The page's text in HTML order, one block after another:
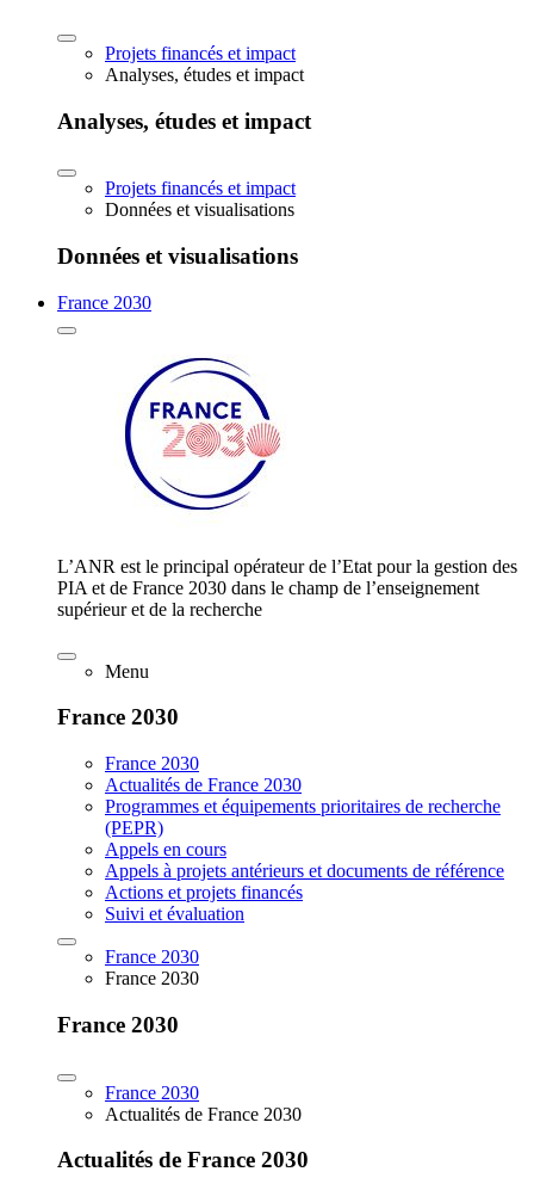
Projets financés et impact
Analyses, études et impact
Analyses, études et impact
Projets financés et impact
Données et visualisations
Données et visualisations
France 2030
L’ANR est le principal opérateur de l’Etat pour la gestion des
PIA et de France 2030 dans le champ de l’enseignement
supérieur et de la recherche
Menu
France 2030
France 2030
Actualités de France 2030
Programmes et équipements prioritaires de recherche
(PEPR)
Appels en cours
Appels à projets antérieurs et documents de référence
Actions et projets financés
Suivi et évaluation
France 2030
France 2030
France 2030
France 2030
Actualités de France 2030
Actualités de France 2030